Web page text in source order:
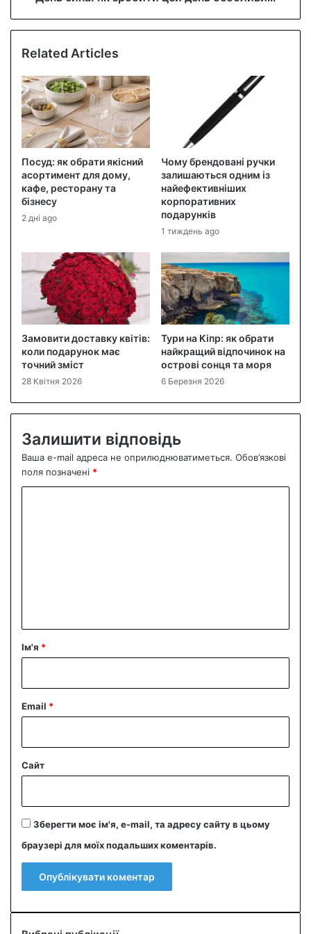
Related Articles
Посуд: як обрати якісний
асортимент для дому,
кафе, ресторану та
бізнесу
2 дні ago
Чому брендовані ручки
залишаються одним із
найефективніших
корпоративних
подарунків
1 тиждень ago
Замовити доставку квітів:
коли подарунок має
точний зміст
28 Квітня 2026
Тури на Кіпр: як обрати
найкращий відпочинок на
острові сонця та моря
6 Березня 2026
Залишити відповідь
Ваша e-mail адреса не оприлюднюватиметься. Обов’язкові
поля позначені *
р
Ім'я *
Email *
Сайт
Зберегти моє ім'я, e-mail, та адресу сайту в цьому
браузері для моїх подальших коментарів.